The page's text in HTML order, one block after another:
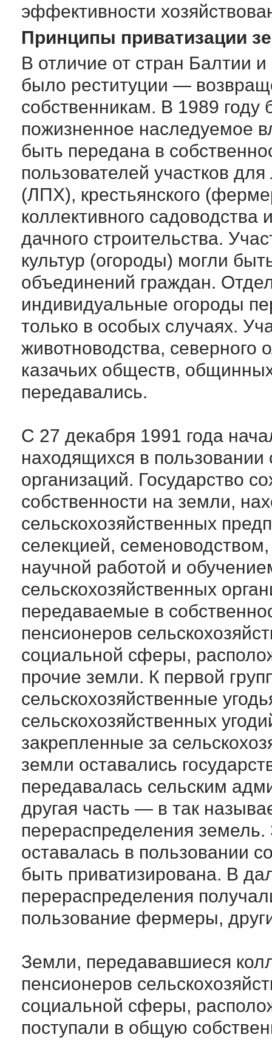
эффективности
Принципы приватизации
В отличие от стран Балтии
было реституции —
собственникам. В 1989
пожизненное наследуемое
быть передана в
пользователей участков
(ЛПХ), крестьянского
коллективного
дачного строительства.
культур (огороды) могли
объединений граждан.
индивидуальные огороды
только в особых случаях.
животноводства, северного
казачьих обществ,
передавались.
С 27 декабря 1991 года
находящихся в пользовании
организаций. Государство
собственности на земли,
сельскохозяйственных
селекцией,
научной работой и
сельскохозяйственных
передаваемые в
пенсионеров
социальной сферы,
прочие земли. К первой
сельскохозяйственные
сельскохозяйственных
закрепленные за
земли оставались
передавалась сельским
другая часть — в так
перераспределения
оставалась в пользовании
быть приватизирована. В
перераспределения
пользование фермеры,
Земли, передававшиеся
пенсионеров
социальной сферы,
поступали в общую